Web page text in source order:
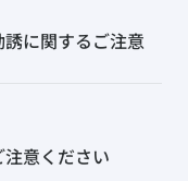
に関するご注意
意ください